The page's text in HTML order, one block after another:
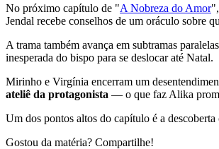
No próximo capítulo de "A Nobreza do Amor
Jendal recebe conselhos de um oráculo sobre
A trama também avança em subtramas
inesperada do bispo para se deslocar até Natal.
Mirinho e Virgínia encerram um
ateliê da protagonista — o que faz Alika
Um dos pontos altos do capítulo é a
Gostou da matéria? Compartilhe!